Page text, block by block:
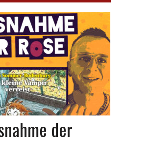
der